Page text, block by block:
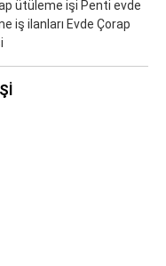
ütüleme işi Penti evde
iş ilanları Evde Çorap